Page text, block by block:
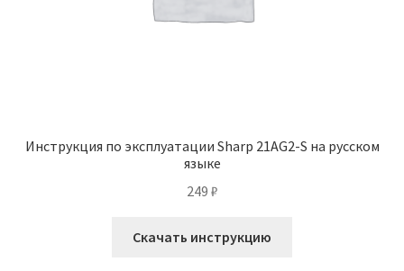
Инструкция по эксплуатации Sharp 21AG2-S на русском
языке
249 ₽
Скачать инструкцию